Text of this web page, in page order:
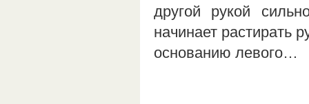
другой рукой
начинает растирать
основанию левого…